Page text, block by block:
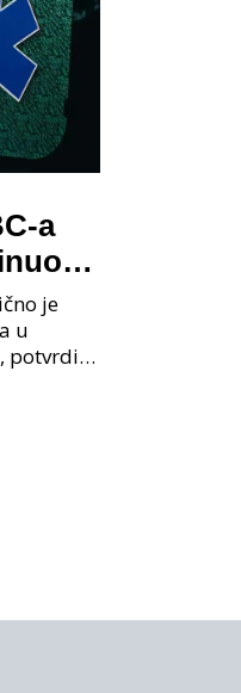
a
na
je
u
potvrdio